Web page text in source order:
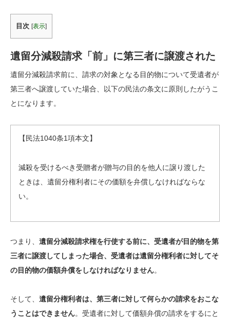
目次 [表示]
遺留分減殺請求「前」に第三者に譲渡された
遺留分減殺請求前に、請求の対象となる目的物について受遺者が
第三者へ譲渡していた場合、以下の民法の条文に原則したがうこ
とになります。
【民法1040条1項本文】
減殺を受けるべき受贈者が贈与の目的を他人に譲り渡した
ときは、遺留分権利者にその価額を弁償しなければならな
い。
つまり、 遺留分減殺請求権を行使する前に、受遺者が目的物を第
三者に譲渡してしまった場合、受遺者は遺留分権利者に対してそ
の目的物の価額弁償をしなければなりません。
そして、 遺留分権利者は、第三者に対して何らかの請求をおこな
うことはできません。受遺者に対して価額弁償の請求をするにと